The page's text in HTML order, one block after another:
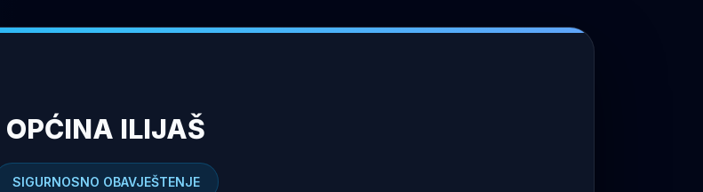
OPĆINA ILIJAŠ
SIGURNOSNO OBAVJEŠTENJE